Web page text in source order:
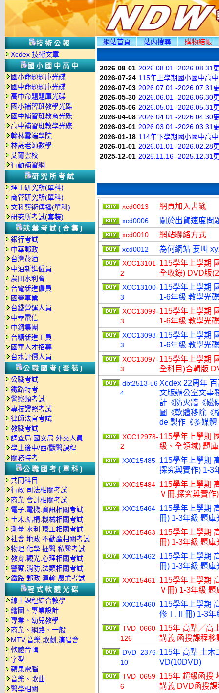
技術公報
Xcdex 技術文章
國小國中高中
國小命題題庫光碟
國中命題題庫光碟
高中命題題庫光碟
國小補習班教學光碟
國中補習班教育光碟
高中補習班教學光碟
翰林雲端學院
林晟老師數學
艾爾雲校
行動補習網
研究所考試
理工研究所(單科)
商管研究所(單科)
文科藝術傳播(單科)
研究所考試(套裝)
就業考試(合集)
銀行考試
中華郵政
台灣菸酒
中油新進僱員
農田水利會
台電新進僱員
國營事業
台鐵營運人員
中華電信
中鋼集團
台糖新進工員
國軍人才招募
台水評價人員
公職國考(套裝)
公職考試
鐵路特考
警察類考試
專技證照考試
律師法官考試
教職考試
調查局.國安局.外交人員
學士後中/西/獸醫課程
關務特考
公職國考(單科)
共同科目
行政.司法相關考試
商業.會計相關考試
電子.電機.資訊相關考試
土木.結構.機械相關考試
測量.水利.環工相關考試
社會.地政.不動產相關考試
物理.化學.插醫.私醫考試
教育.觀光.心理相關考試
警察,消防,法類相關考試
鐵路.郵政.運輸.農業考試
程式軟體光碟
線上課程綜合教學
繪圖、專業設計
專業、幼兒教學
商業、網路、一般
MTV,音樂,歌劇,演唱會
軟體合輯
字型
蘋果電腦
音樂、歌曲
醫學相關
網站首頁 站内搜尋 購物結帳
2026-08-01 2026.08.01 -2026.08.31
2026-07-24 115年上學期國小國中高
2026-07-03 2026.07.01 -2026.07.31
2026-05-30 2026.06.01 -2026.06.30
2026-05-06 2026.05.01 -2026.05.31
2026-04-08 2026.04.01 -2026.04.30
2026-03-01 2026.03.01 -2026.03.31
2026-01-18 114年下學期國小國中高
2026-01-01 2026.01.01 -2026.02.28
2025-12-01 2025.11.16 -2025.12.31
xcd0013 網頁加入書籤
xcd0006 關於出貨速度問
xcd0010 網站聯絡方式
xcd0012 為何網站 要叫
XCC13101-
2
115學年上學期
全收錄) DVD版
XCC13100-
3
115學年上學期
1-6年級 教學光
XCC13099-
3
115學年上學期
1-6年級 教學光
XCC13098-
3
115學年上學期
1-6年級 教學光
XCC13097-
3
115學年上學期
全科目)合輯版
dbt2513-u6
4
Xcdex 22周年
文版辦公室文事
計《防火牆《磁
圖《軟體移除《
de 製作《多媒
XCC12978-
2
115學年上學期
級、全領域) 題
XXC15485 115學年上學期
探究與實作) 1-3
XXC15484 115學年上學期
Ⅴ冊.探究與實作
XXC15464 115學年上學期
冊) 1-3年級 題庫
XXC15463
115學年上學期
冊) 1-3年級 題庫
XXC15462
115學年上學期
冊) 1-3年級 題庫
XXC15461
115學年上學期
Ⅴ冊) 1-3年級 題
XXC15460 115學年上學期
修Ⅰ.Ⅱ冊) 1-3年
TVD_0660-
126
115年 高點／高
講義 函授課程移
DVD_2376-
10
115年 高點 土木
VD(10DVD)
TVD_0659-
6
115年 超級函授
講義 DVD函授